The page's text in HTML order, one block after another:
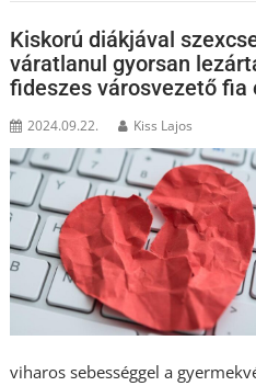
Kiskorú diákjával
váratlanul gyorsan
fideszes városvezető fia
2024.09.22. Kiss Lajos
viharos sebességgel a